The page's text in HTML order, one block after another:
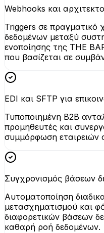
Webhooks και
Triggers σε πραγματικό
δεδομένων μεταξύ
ενοποίησης της THE
που βασίζεται σε
EDI και SFTP για
Τυποποιημένη B2B
προμηθευτές και
συμμόρφωση εταιρειών
Συγχρονισμός βάσεων
Αυτοματοποίηση
μετασχηματισμού και
διαφορετικών βάσεων
καθαρή ροή δεδομένων.